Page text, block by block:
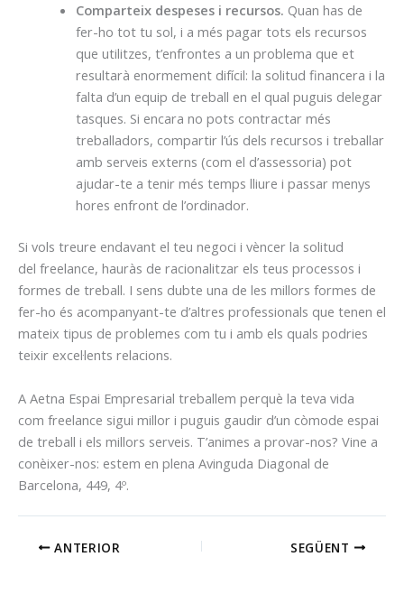
Comparteix despeses i recursos. Quan has de
fer-ho tot tu sol, i a més pagar tots els recursos
que utilitzes, t’enfrontes a un problema que et
resultarà enormement difícil: la solitud financera i la
falta d’un equip de treball en el qual puguis delegar
tasques. Si encara no pots contractar més
treballadors, compartir l’ús dels recursos i treballar
amb serveis externs (com el d’assessoria) pot
ajudar-te a tenir més temps lliure i passar menys
hores enfront de l’ordinador.
Si vols treure endavant el teu negoci i vèncer la solitud
del freelance, hauràs de racionalitzar els teus processos i
formes de treball. I sens dubte una de les millors formes de
fer-ho és acompanyant-te d’altres professionals que tenen el
mateix tipus de problemes com tu i amb els quals podries
teixir excel·lents relacions.
A Aetna Espai Empresarial treballem perquè la teva vida
com freelance sigui millor i puguis gaudir d’un còmode espai
de treball i els millors serveis. T’animes a provar-nos? Vine a
conèixer-nos: estem en plena Avinguda Diagonal de
Barcelona, 449, 4º.
ANTERIOR SEGÜENT